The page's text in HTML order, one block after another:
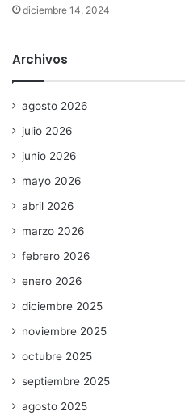
diciembre 14, 2024
Archivos
agosto 2026
julio 2026
junio 2026
mayo 2026
abril 2026
marzo 2026
febrero 2026
enero 2026
diciembre 2025
noviembre 2025
octubre 2025
septiembre 2025
agosto 2025